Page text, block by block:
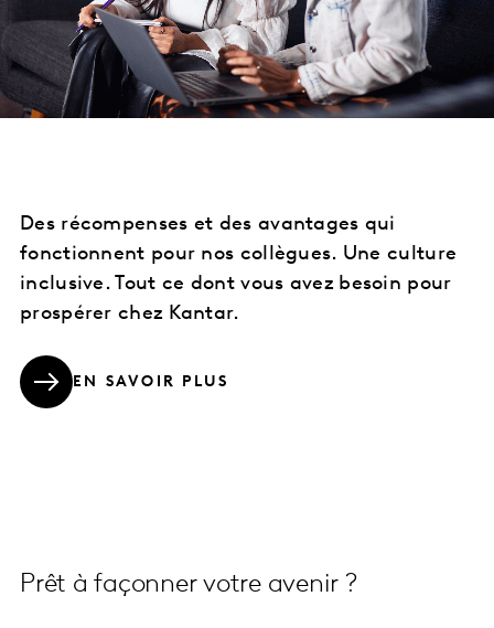
Des récompenses et des avantages qui
fonctionnent pour nos collègues. Une culture
inclusive. Tout ce dont vous avez besoin pour
prospérer chez Kantar.
EN SAVOIR PLUS
Prêt à façonner votre avenir ?